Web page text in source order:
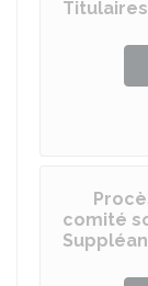
Titulaires
comité